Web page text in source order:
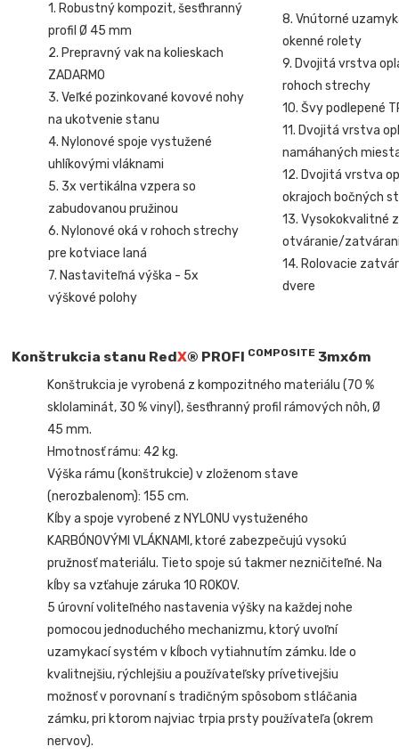
1. Robustný kompozit, šesťhranný
profil Ø 45 mm
2. Prepravný vak na kolieskach
ZADARMO
3. Veľké pozinkované kovové nohy
na ukotvenie stanu
4. Nylonové spoje vystužené
uhlíkovými vláknami
5. 3x vertikálna vzpera so
zabudovanou pružinou
6. Nylonové oká v rohoch strechy
pre kotviace laná
7. Nastaviteľná výška - 5x
výškové polohy
8. Vnútorné
okenné rolety
9. Dvojitá vrstva
rohoch strechy
10. Švy podlepené
11. Dvojitá vrstva
namáhaných
12. Dvojitá vrstva
okrajoch bočných
13. Vysokokvalitné
otváranie/
14. Rolovacie
dvere
Konštrukcia stanu RedX® PROFI COMPOSITE 3mx6m
Konštrukcia je vyrobená z kompozitného materiálu (70 %
sklolaminát, 30 % vinyl), šesťhranný profil rámových nôh, Ø
45 mm.
Hmotnosť rámu: 42 kg.
Výška rámu (konštrukcie) v zloženom stave
(nerozbalenom): 155 cm.
Kĺby a spoje vyrobené z NYLONU vystuženého
KARBÓNOVÝMI VLÁKNAMI, ktoré zabezpečujú vysokú
pružnosť materiálu. Tieto spoje sú takmer nezničiteľné. Na
kĺby sa vzťahuje záruka 10 ROKOV.
5 úrovní voliteľného nastavenia výšky na každej nohe
pomocou jednoduchého mechanizmu, ktorý uvoľní
uzamykací systém v kĺboch vytiahnutím zámku. Ide o
kvalitnejšiu, rýchlejšiu a používateľsky prívetivejšiu
možnosť v porovnaní s tradičným spôsobom stláčania
zámku, pri ktorom najviac trpia prsty používateľa (okrem
nervov).